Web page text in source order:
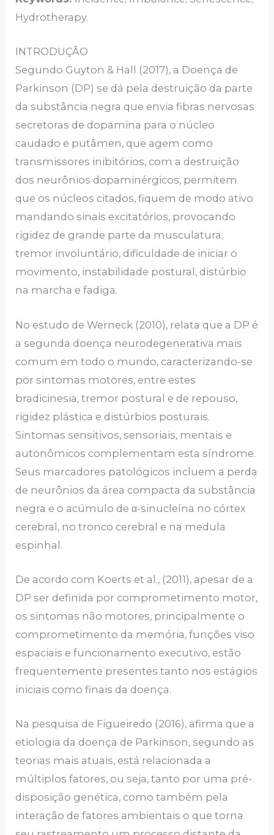
Hydrotherapy.
INTRODUÇÃO
Segundo Guyton & Hall (2017), a Doença de
Parkinson (DP) se dá pela destruição da parte
da substância negra que envia fibras nervosas
secretoras de dopamina para o núcleo
caudado e putâmen, que agem como
transmissores inibitórios, com a destruição
dos neurônios dopaminérgicos, permitem
que os núcleos citados, fiquem de modo ativo
mandando sinais excitatórios, provocando
rigidez de grande parte da musculatura;
tremor involuntário, dificuldade de iniciar o
movimento, instabilidade postural, distúrbio
na marcha e fadiga.
No estudo de Werneck (2010), relata que a DP é
a segunda doença neurodegenerativa mais
comum em todo o mundo, caracterizando-se
por sintomas motores, entre estes
bradicinesia, tremor postural e de repouso,
rigidez plástica e distúrbios posturais.
Sintomas sensitivos, sensoriais, mentais e
autonômicos complementam esta síndrome.
Seus marcadores patológicos incluem a perda
de neurônios da área compacta da substância
negra e o acúmulo de α-sinucleína no córtex
cerebral, no tronco cerebral e na medula
espinhal.
De acordo com Koerts et al., (2011), apesar de a
DP ser definida por comprometimento motor,
os sintomas não motores, principalmente o
comprometimento da memória, funções viso
espaciais e funcionamento executivo, estão
frequentemente presentes tanto nos estágios
iniciais como finais da doença.
Na pesquisa de Figueiredo (2016), afirma que a
etiologia da doença de Parkinson, segundo as
teorias mais atuais, está relacionada a
múltiplos fatores, ou seja, tanto por uma pré-
disposição genética, como também pela
interação de fatores ambientais o que torna